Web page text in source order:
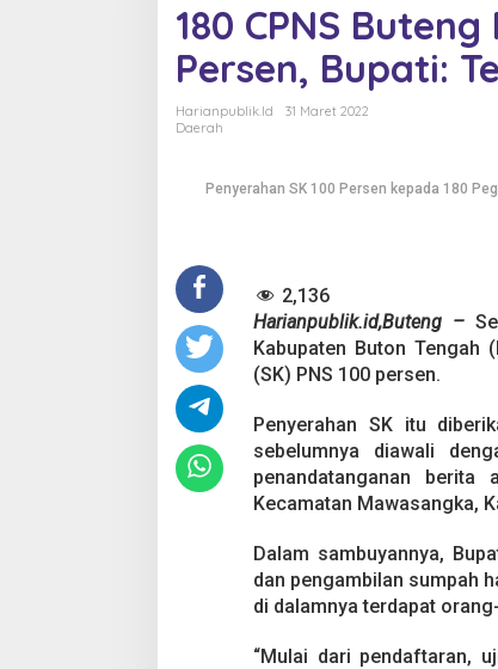
0
C
S
e
r
m
a
i
0
2
0
e
i
m
a
180 CPNS
Persen, Bupati:
Harianpublik.id
31 Maret 2022
Daerah
Penyerahan SK 100 Persen kepada 180
2,136
Harianpublik.id,Buteng –
Kabupaten Buton Tengah
(SK) PNS 100 persen.
Penyerahan SK itu
sebelumnya diawali
penandatanganan
Kecamatan Mawasangka,
Dalam sambuyannya,
dan pengambilan sumpah
di dalamnya terdapat
“Mulai dari pendaftaran,